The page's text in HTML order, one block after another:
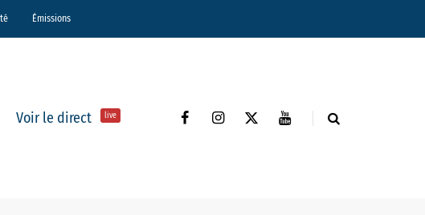
Émissions
Voir le direct live